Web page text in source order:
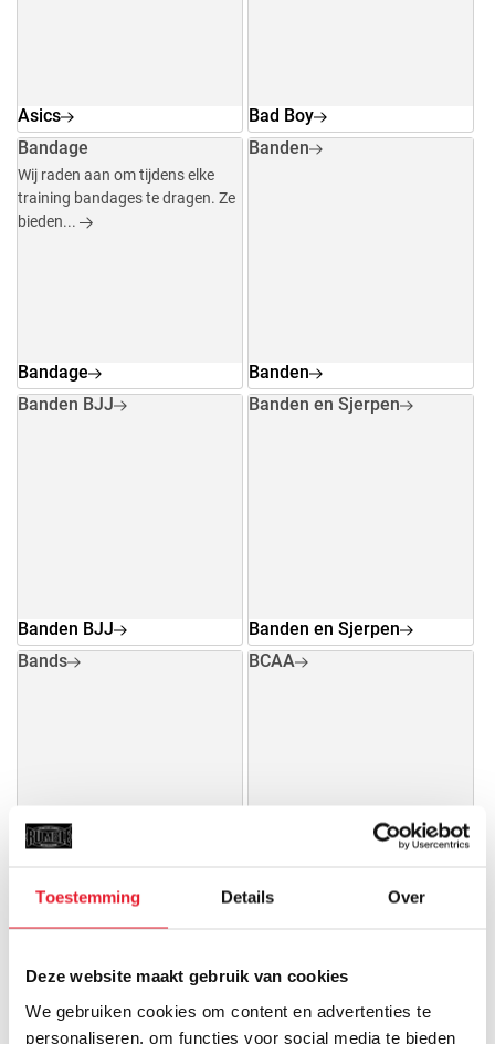
Toestemming Details Over
Deze website maakt gebruik van cookies
We gebruiken cookies om content en advertenties te
personaliseren, om functies voor social media te bieden
Asics
Bad Boy
Bandage
Wij raden aan om tijdens elke
training bandages te dragen. Ze
bieden...
Bandage
Banden
Banden
Banden BJJ
Banden BJJ
Banden en Sjerpen
Banden en Sjerpen
Bands
Bands
BCAA
BCAA
daarom vinden wij het erg